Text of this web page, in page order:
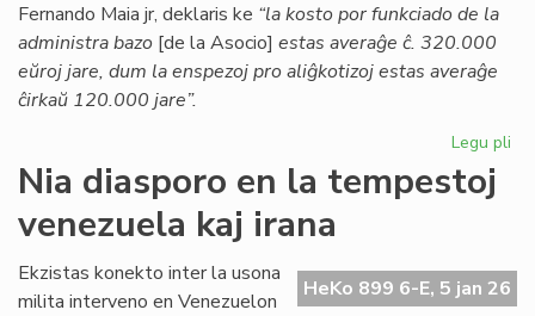
Fernando Maia jr, deklaris ke “la kosto por funkciado de la
administra bazo [de la Asocio] estas averaĝe ĉ. 320.000
eŭroj jare, dum la enspezoj pro aliĝkotizoj estas averaĝe
ĉirkaŭ 120.000 jare”.
Legu pli
la
Nia diasporo en la tempestoj
venezuela kaj irana
HeKo 899 6-E, 5 jan 26
Ekzistas konekto inter la usona
milita interveno en Venezuelon